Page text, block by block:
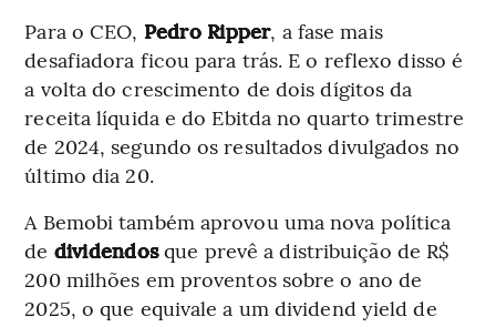
Para o CEO, Pedro Ripper, a fase mais
desafiadora ficou para trás. E o reflexo disso é
a volta do crescimento de dois dígitos da
receita líquida e do Ebitda no quarto trimestre
de 2024, segundo os resultados divulgados no
último dia 20.
A Bemobi também aprovou uma nova política
de dividendosque prevê a distribuição de R$
200 milhões em proventos sobre o ano de
2025, o que equivale a um dividend yield de